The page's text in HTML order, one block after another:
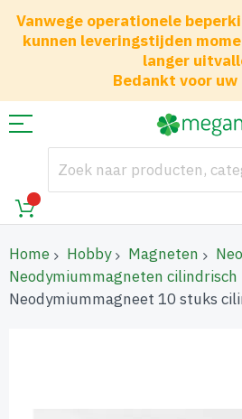
Vanwege operationele
kunnen leveringstijden
langer
Bedankt voor uw
Home Hobby Magneten
Neodymiummagneten cilindrisch
Neodymiummagneet 10 stuks